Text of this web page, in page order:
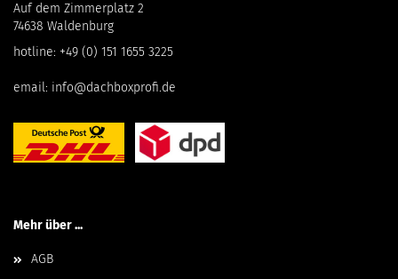
Auf dem Zimmerplatz 2
74638 Waldenburg
hotline: +49 (0) 151 1655 3225
email: info@dachboxprofi.de
Mehr über ...
AGB